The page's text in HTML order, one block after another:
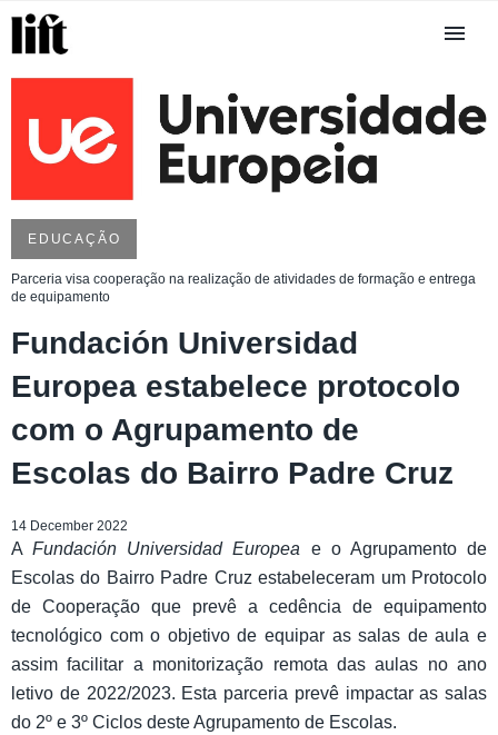
EDUCAÇÃO
Parceria visa cooperação na realização de atividades de formação e entrega
de equipamento
Fundación Universidad
Europea estabelece protocolo
com o Agrupamento de
Escolas do Bairro Padre Cruz
14 December 2022
AFundación Universidad Europea e o Agrupamento de
Escolas do Bairro Padre Cruz estabeleceram um Protocolo
de Cooperação que prevê a cedência de equipamento
tecnológico com o objetivo de equipar as salas de aula e
assim facilitar a monitorização remota das aulas no ano
letivo de 2022/2023. Esta parceria prevê impactar as salas
do 2º e 3º Ciclos deste Agrupamento de Escolas.